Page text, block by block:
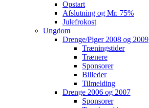
Opstart
Afslutning og Mr. 75%
Julefrokost
Ungdom
Drenge/Piger 2008 og 2009
Træningstider
Trænere
Sponsorer
Billeder
Tilmelding
Drenge 2006 og 2007
Sponsorer